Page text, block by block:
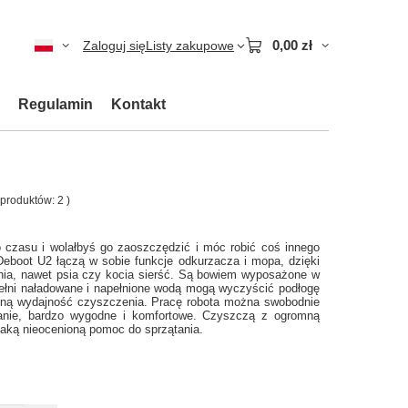
Zaloguj sięListy zakupowe 0,00 zł
Regulamin Kontakt
2 )
i wolałbyś go zaoszczędzić i móc robić coś innego
U2 łączą w sobie funkcje odkurzacza i mopa, dzięki
nawet psia czy kocia sierść. Są bowiem wyposażone w
naładowane i napełnione wodą mogą wyczyścić podłogę
wydajność czyszczenia. Pracę robota można swobodnie
bardzo wygodne i komfortowe. Czyszczą z ogromną
nieocenioną pomoc do sprzątania.